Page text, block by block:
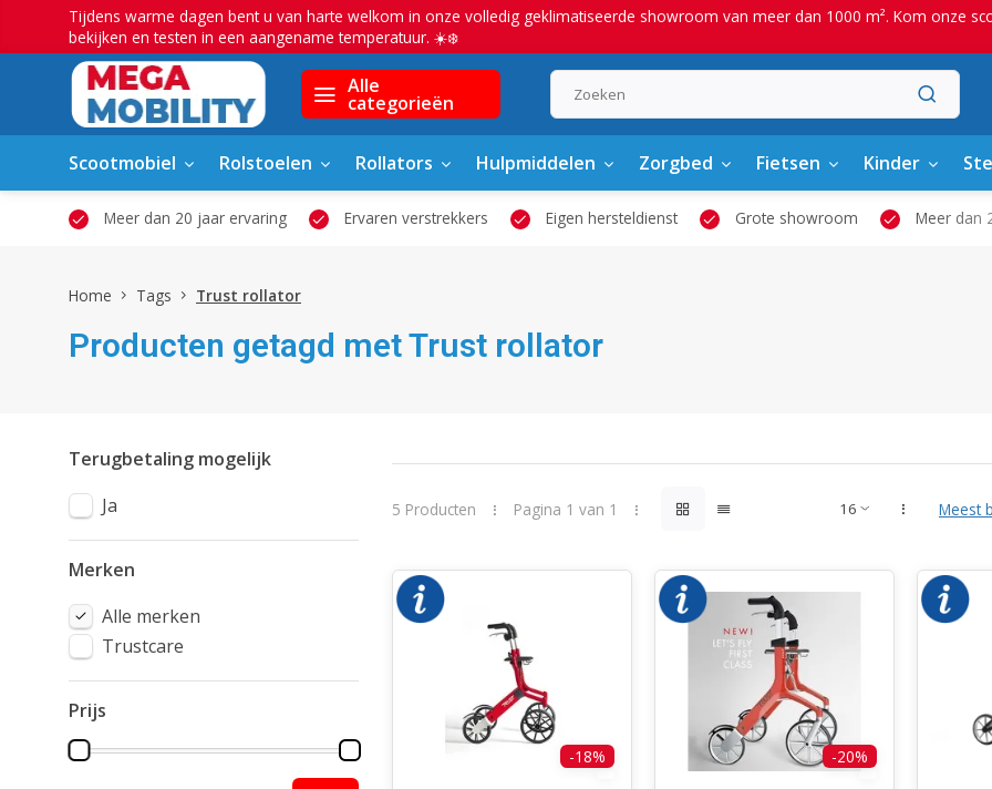
Tijdens warme dagen bent u van harte welkom in onze volledig geklimatiseerde showroom van meer dan 1000 m². Kom onze
bekijken en testen in een aangename temperatuur. ☀️❄️
Alle
categorieën
Scootmobiel Rolstoelen Rollators Hulpmiddelen Zorgbed Fietsen Kinder
Meer dan 20 jaar ervaring Ervaren verstrekkers Eigen hersteldienst Grote showroom Meer dan
Home Tags Trust rollator
Producten getagd met Trust rollator
Terugbetaling mogelijk
Ja
Merken
Alle merken
Trustcare
Prijs
5 Producten Pagina 1 van 1 Meest
-18% -20%